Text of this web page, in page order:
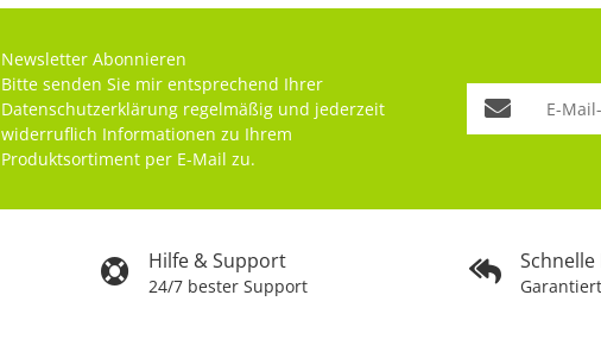
Hilfe & Support
24/7 bester Support
Newsletter Abonnieren
Bitte senden Sie mir entsprechend Ihrer
Datenschutzerklärung regelmäßig und jederzeit
widerruflich Informationen zu Ihrem
Produktsortiment per E-Mail zu.